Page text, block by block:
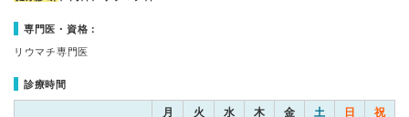
専門医・資格：
リウマチ専門医
診療時間
月 火 水 木 金 土 日 祝